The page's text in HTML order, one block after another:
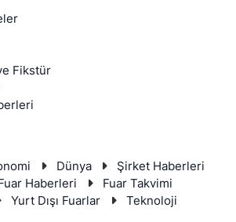
Fikstür
Dünya
Şirket Haberleri
Haberleri
Fuar Takvimi
Yurt Dışı Fuarlar
Teknoloji